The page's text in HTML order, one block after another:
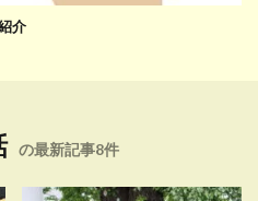
介
の最新記事8件